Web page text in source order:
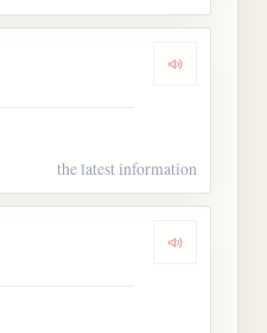
Dengarkan
the latest information
Dengarkan